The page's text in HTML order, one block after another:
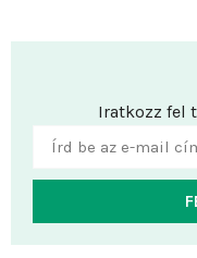
Iratkozz fel